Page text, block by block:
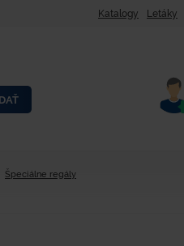
Katalogy Letáky
Špeciálne regály